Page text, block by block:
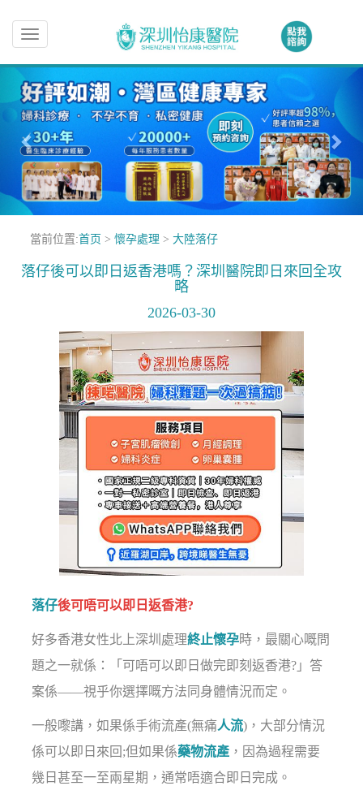
Toggle
navigation
當前位置:首页 > 懷孕處理 > 大陸落仔
落仔後可以即日返香港嗎？深圳醫院即日來回全攻
略
2026-03-30
落仔後可唔可以即日返香港?
好多香港女性北上深圳處理終止懷孕時，最關心嘅問
題之一就係：「可唔可以即日做完即刻返香港?」答
案係——視乎你選擇嘅方法同身體情況而定。
一般嚟講，如果係手術流產(無痛人流)，大部分情況
係可以即日來回;但如果係藥物流產 ，因為過程需要
幾日甚至一至兩星期，通常唔適合即日完成。